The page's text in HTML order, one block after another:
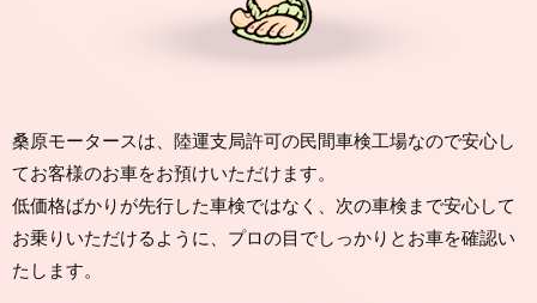
桑原モータースは、陸運支局許可の民間車検工場なので安心し
てお客様のお車をお預けいただけます。
低価格ばかりが先行した車検ではなく、次の車検まで安心して
お乗りいただけるように、プロの目でしっかりとお車を確認い
たします。